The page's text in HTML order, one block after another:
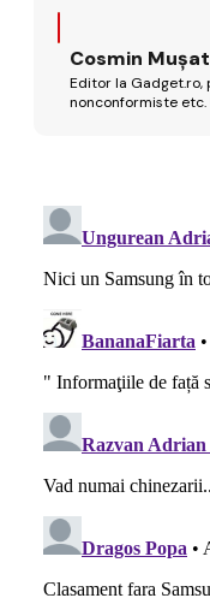
Cosmin Mușat
Editor la Gadget.ro,
nonconformiste etc.